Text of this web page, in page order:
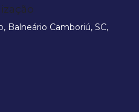
, Balneário Camboriú, SC,